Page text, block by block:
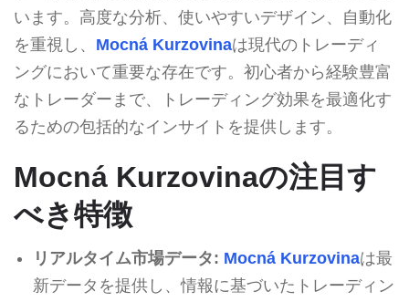
います。高度な分析、使いやすいデザイン、自動化
を重視し、 Mocná Kurzovinaは現代のトレーディ
ングにおいて重要な存在です。初心者から経験豊富
なトレーダーまで、トレーディング効果を最適化す
るための包括的なインサイトを提供します。
Mocná Kurzovinaの注目す
べき特徴
リアルタイム市場データ: Mocná Kurzovinaは最
新データを提供し、情報に基づいたトレーディン